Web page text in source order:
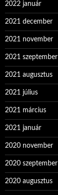
2022 január
2021 december
2021 november
2021 szeptember
2021 augusztus
2021 július
2021 március
2021 január
2020 november
2020 szeptember
2020 augusztus